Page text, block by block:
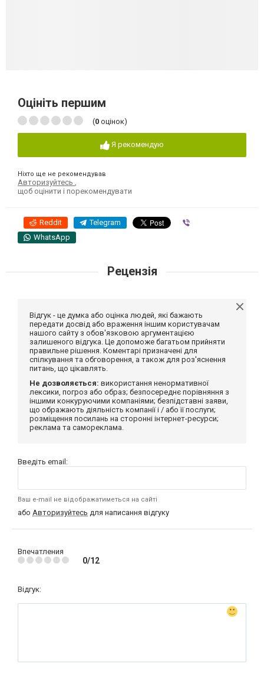
Оцініть першим
(0 оцінок)
Я рекомендую
Ніхто ще не рекомендував
Авторизуйтесь
щоб оцінити і порекомендувати
Reddit Telegram
WhatsApp
Рецензія
Відгук - це думка або оцінка людей, які бажають
передати досвід або враження іншим користувачам
нашого сайту з обов'язковою аргументацією
залишеного відгука. Це допоможе багатьом прийняти
правильне рішення. Коментарі призначені для
спілкування та обговорення, а також для роз'яснення
питань, що цікавлять.
Не дозволяється: використання ненормативної
лексики, погроз або образ; безпосереднє порівняння з
іншими конкуруючими компаніями; безпідставні заяви,
що ображають діяльність компанії і / або її послуги;
розміщення посилань на сторонні інтернет-ресурси;
реклама та самореклама.
Введіть email:
Ваш e-mail не відображатиметься на сайті
або Авторизуйтесь для написання відгуку
Впечатления
0/12
Відгук: